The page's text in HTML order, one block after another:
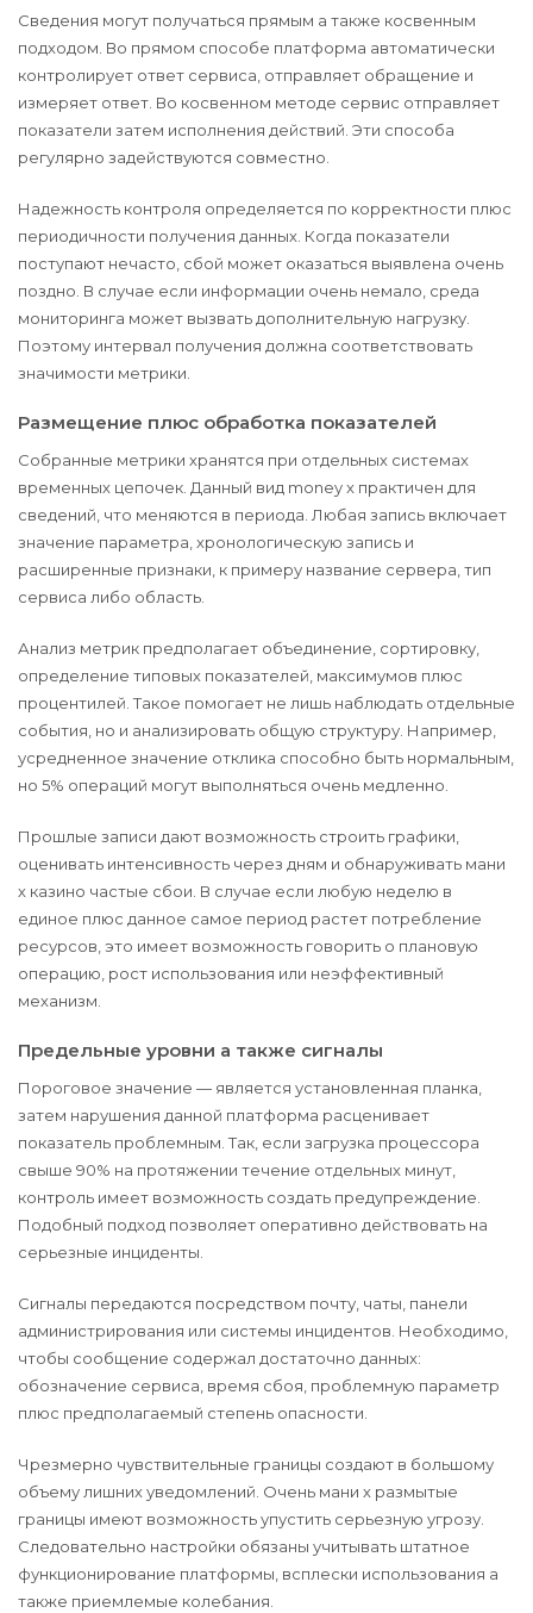
Сведения могут получаться прямым а также косвенным
подходом. Во прямом способе платформа автоматически
контролирует ответ сервиса, отправляет обращение и
измеряет ответ. Во косвенном методе сервис отправляет
показатели затем исполнения действий. Эти способа
регулярно задействуются совместно.
Надежность контроля определяется по корректности плюс
периодичности получения данных. Когда показатели
поступают нечасто, сбой может оказаться выявлена очень
поздно. В случае если информации очень немало, среда
мониторинга может вызвать дополнительную нагрузку.
Поэтому интервал получения должна соответствовать
значимости метрики.
Размещение плюс обработка показателей
Собранные метрики хранятся при отдельных системах
временных цепочек. Данный вид money x практичен для
сведений, что меняются в периода. Любая запись включает
значение параметра, хронологическую запись и
расширенные признаки, к примеру название сервера, тип
сервиса либо область.
Анализ метрик предполагает объединение, сортировку,
определение типовых показателей, максимумов плюс
процентилей. Такое помогает не лишь наблюдать отдельные
события, но и анализировать общую структуру. Например,
усредненное значение отклика способно быть нормальным,
но 5% операций могут выполняться очень медленно.
Прошлые записи дают возможность строить графики,
оценивать интенсивность через дням и обнаруживать мани
х казино частые сбои. В случае если любую неделю в
единое плюс данное самое период растет потребление
ресурсов, это имеет возможность говорить о плановую
операцию, рост использования или неэффективный
механизм.
Предельные уровни а также сигналы
Пороговое значение — является установленная планка,
затем нарушения данной платформа расценивает
показатель проблемным. Так, если загрузка процессора
свыше 90% на протяжении течение отдельных минут,
контроль имеет возможность создать предупреждение.
Подобный подход позволяет оперативно действовать на
серьезные инциденты.
Сигналы передаются посредством почту, чаты, панели
администрирования или системы инцидентов. Необходимо,
чтобы сообщение содержал достаточно данных:
обозначение сервиса, время сбоя, проблемную параметр
плюс предполагаемый степень опасности.
Чрезмерно чувствительные границы создают в большому
объему лишних уведомлений. Очень мани х размытые
границы имеют возможность упустить серьезную угрозу.
Следовательно настройки обязаны учитывать штатное
функционирование платформы, всплески использования а
также приемлемые колебания.